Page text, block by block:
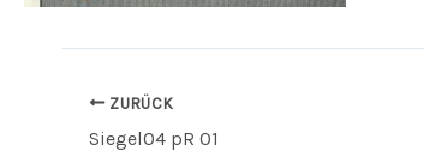
ZURÜCK
Siegel04 pR 01